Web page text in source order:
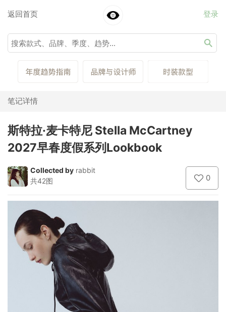
返回首页 登录
笔记详情
斯特拉·麦卡特尼 Stella McCartney
2027早春度假系列Lookbook
Collected by rabbit
共42图
0